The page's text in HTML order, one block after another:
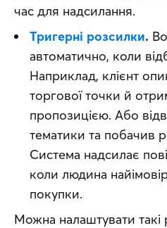
час для надсилання.
Тригерні розсилки.
автоматично, коли
Наприклад, клієнт
торгової точки й
пропозицією. Або
тематики та побачив
Система надсилає
коли людина
покупки.
Можна налаштувати такі